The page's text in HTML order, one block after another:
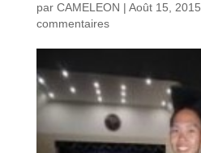
par CAMELEON | Août 15, 2015
commentaires